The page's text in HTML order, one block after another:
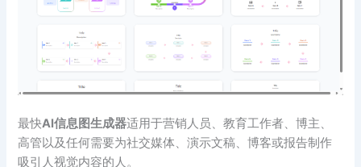
最快AI信息图生成器适用于营销人员、教育工作者、博主、
高管以及任何需要为社交媒体、演示文稿、博客或报告制作
吸引人视觉内容的人。